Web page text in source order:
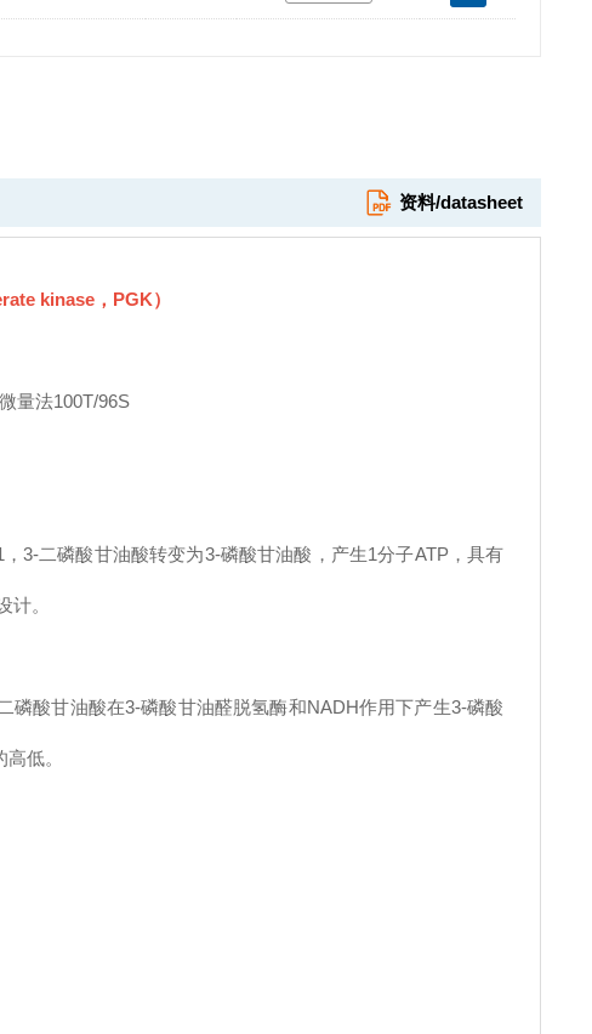
资料/datasheet
kinase ， PGK）
96S
3-二磷酸甘油酸转变为3-磷酸甘油酸，产生1分子ATP，具有
。
磷酸甘油酸在3-磷酸甘油醛脱氢酶和NADH作用下产生3-磷酸
低。